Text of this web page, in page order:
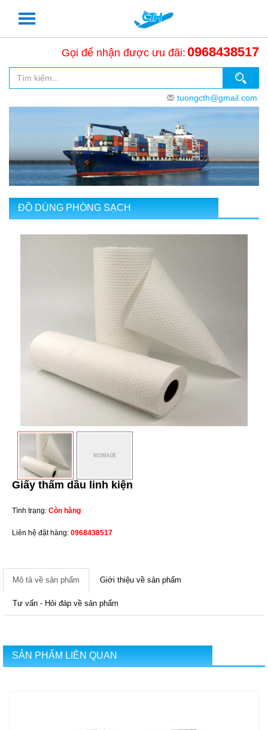
Gọi để nhận được ưu đãi: 0968438517
tuongcth@gmail.com
ĐỒ DÙNG PHÒNG SẠCH
Giấy thấm dầu linh kiện
Tình trạng: Còn hàng
Liên hệ đặt hàng: 0968438517
Mô tả về sản phẩm Giới thiệu về sản phẩm
Tư vấn - Hỏi đáp về sản phẩm
SẢN PHẨM LIÊN QUAN